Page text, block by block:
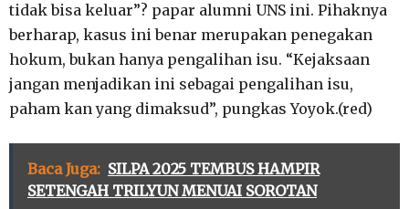
tidak bisa keluar”? papar alumni UNS ini. Pihaknya
berharap, kasus ini benar merupakan penegakan
hokum, bukan hanya pengalihan isu. “Kejaksaan
jangan menjadikan ini sebagai pengalihan isu,
paham kan yang dimaksud”, pungkas Yoyok.(red)
Baca Juga: SILPA 2025 TEMBUS HAMPIR
SETENGAH TRILYUN MENUAI SOROTAN